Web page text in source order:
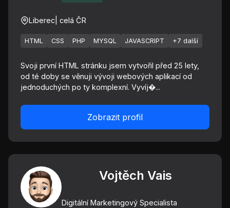
Liberec | celá ČR
HTML CSS PHP MYSQL JAVASCRIPT +7 další
Svoji první HTML stránku jsem vytvořil před 25 lety,
od té doby se věnuji vývoji webových aplikací od
jednoduchých po ty komplexní. Vyvíj�...
Zobrazit profil
Vojtěch Vais
Digitální Marketingový Specialista